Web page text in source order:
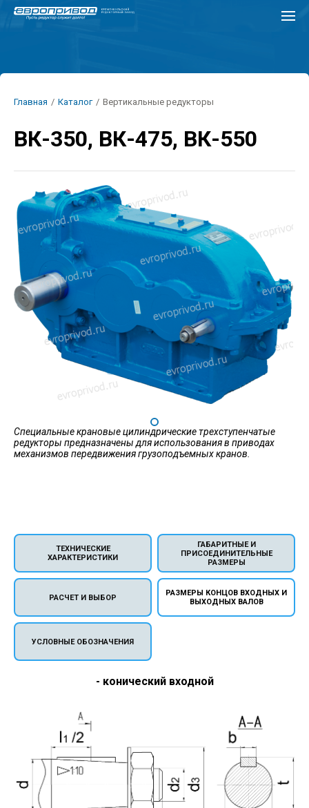
Перейти
Строка
Главная / Каталог / Вертикальные редукторы
ВК-350, ВК-475, ВК-550
Специальные крановые цилиндрические трехступенчатые
редукторы предназначены для использования в приводах
механизмов передвижения грузоподъемных кранов.
ТЕХНИЧЕСКИЕ
ХАРАКТЕРИСТИКИ
ГАБАРИТНЫЕ И
ПРИСОЕДИНИТЕЛЬНЫЕ
РАЗМЕРЫ
РАСЧЕТ И ВЫБОР
РАЗМЕРЫ КОНЦОВ ВХОДНЫХ И
ВЫХОДНЫХ ВАЛОВ
УСЛОВНЫЕ ОБОЗНАЧЕНИЯ
- конический входной